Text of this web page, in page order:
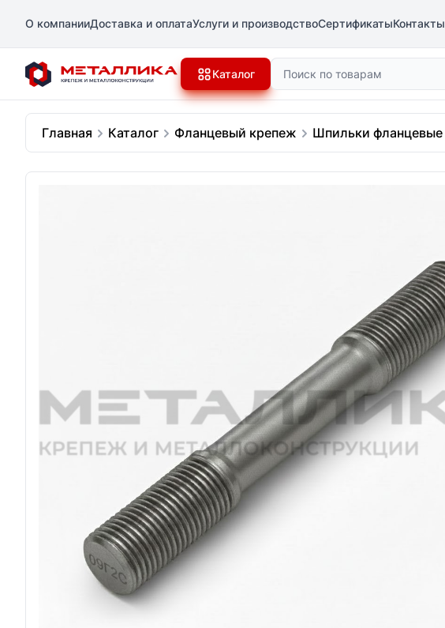
О компанииДоставка и оплатаУслуги и производствоСертификатыКонтакты
Каталог Поиск
Главная Каталог Фланцевый крепеж Шпильки фланцевые